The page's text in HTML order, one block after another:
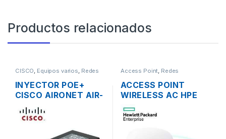
Productos relacionados
CISCO, Equipos varios, Redes
INYECTOR POE+
CISCO AIRONET AIR-
PWRINJ4= 30W
802.3 AF/AT
Access Point, Redes
ACCESS POINT
WIRELESS AC HPE
JZ074A 1300MBPS
OFFICECONNECT
DUAL BAND GIGABIT